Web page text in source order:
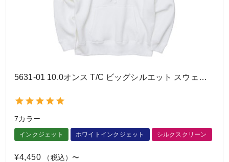
5631-01 10.0オンス T/C ビッグシルエット スウェット プルオーバー パーカ
7カラー
インクジェット ホワイトインクジェット シルクスクリーン
¥4,450 （税込）〜